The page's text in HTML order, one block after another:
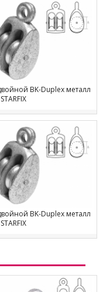
BK-Duplex металл
BK-Duplex металл